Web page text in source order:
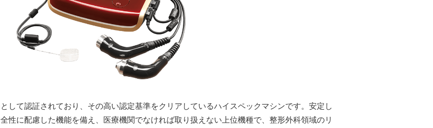
して認証されており、その高い認定基準をクリアしているハイスペックマシンです。安定し
性に配慮した機能を備え、医療機関でなければ取り扱えない上位機種で、整形外科領域のリ